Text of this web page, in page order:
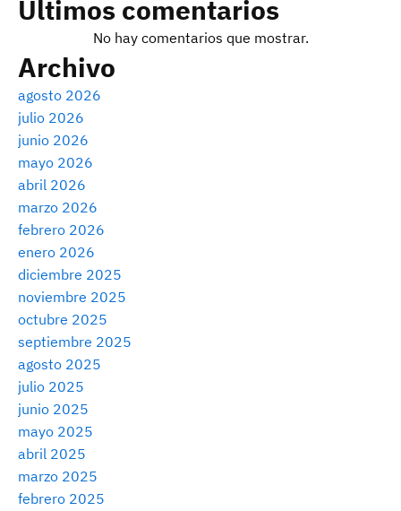
Últimos comentarios
No hay comentarios que mostrar.
Archivo
agosto 2026
julio 2026
junio 2026
mayo 2026
abril 2026
marzo 2026
febrero 2026
enero 2026
diciembre 2025
noviembre 2025
octubre 2025
septiembre 2025
agosto 2025
julio 2025
junio 2025
mayo 2025
abril 2025
marzo 2025
febrero 2025